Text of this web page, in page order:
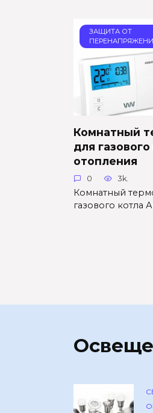
ЗАЩИТА ОТ
Комнатный
для газового
отопления
0 3k.
Комнатный
газового котла